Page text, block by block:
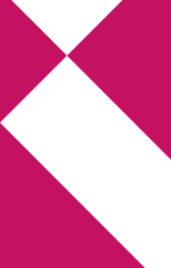
Boktolva